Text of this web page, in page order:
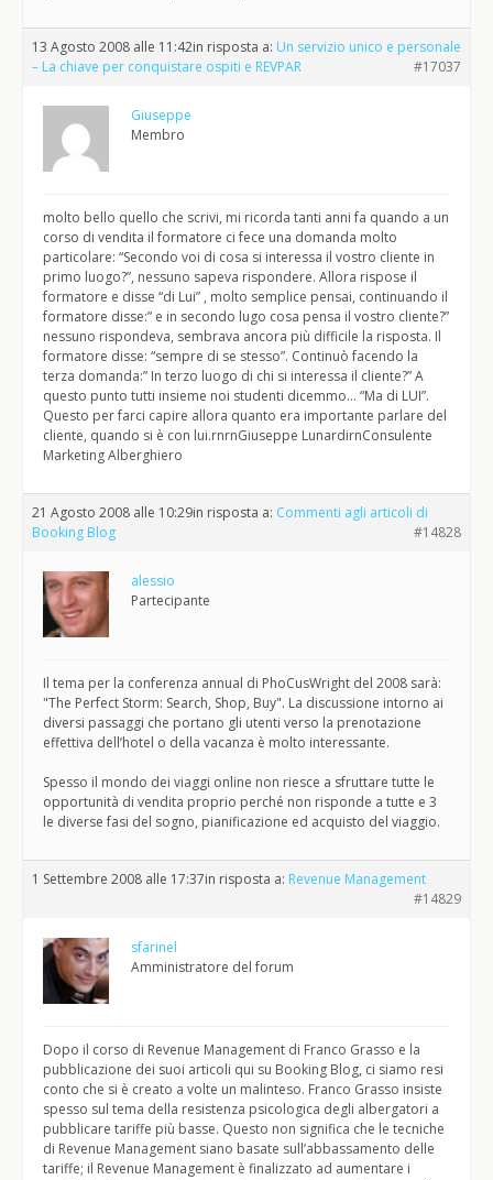
13 Agosto 2008 alle 11:42in risposta a: Un servizio unico e personale
– La chiave per conquistare ospiti e REVPAR
#17037
Giuseppe
Membro
molto bello quello che scrivi, mi ricorda tanti anni fa quando a un
corso di vendita il formatore ci fece una domanda molto
particolare: “Secondo voi di cosa si interessa il vostro cliente in
primo luogo?”, nessuno sapeva rispondere. Allora rispose il
formatore e disse “di Lui” , molto semplice pensai, continuando il
formatore disse:” e in secondo lugo cosa pensa il vostro cliente?”
nessuno rispondeva, sembrava ancora più difficile la risposta. Il
formatore disse: “sempre di se stesso”. Continuò facendo la
terza domanda:” In terzo luogo di chi si interessa il cliente?” A
questo punto tutti insieme noi studenti dicemmo… “Ma di LUI”.
Questo per farci capire allora quanto era importante parlare del
cliente, quando si è con lui.rnrnGiuseppe LunardirnConsulente
Marketing Alberghiero
21 Agosto 2008 alle 10:29in risposta a: Commenti agli articoli di
Booking Blog
#14828
alessio
Partecipante
Il tema per la conferenza annual di PhoCusWright del 2008 sarà:
"The Perfect Storm: Search, Shop, Buy". La discussione intorno ai
diversi passaggi che portano gli utenti verso la prenotazione
effettiva dell’hotel o della vacanza è molto interessante.
Spesso il mondo dei viaggi online non riesce a sfruttare tutte le
opportunità di vendita proprio perché non risponde a tutte e 3
le diverse fasi del sogno, pianificazione ed acquisto del viaggio.
1 Settembre 2008 alle 17:37in risposta a: Revenue Management
#14829
sfarinel
Amministratore del forum
Dopo il corso di Revenue Management di Franco Grasso e la
pubblicazione dei suoi articoli qui su Booking Blog, ci siamo resi
conto che si è creato a volte un malinteso. Franco Grasso insiste
spesso sul tema della resistenza psicologica degli albergatori a
pubblicare tariffe più basse. Questo non significa che le tecniche
di Revenue Management siano basate sull’abbassamento delle
tariffe; il Revenue Management è finalizzato ad aumentare i